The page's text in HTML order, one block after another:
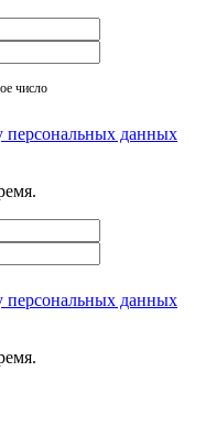
число
персональных данных
персональных данных